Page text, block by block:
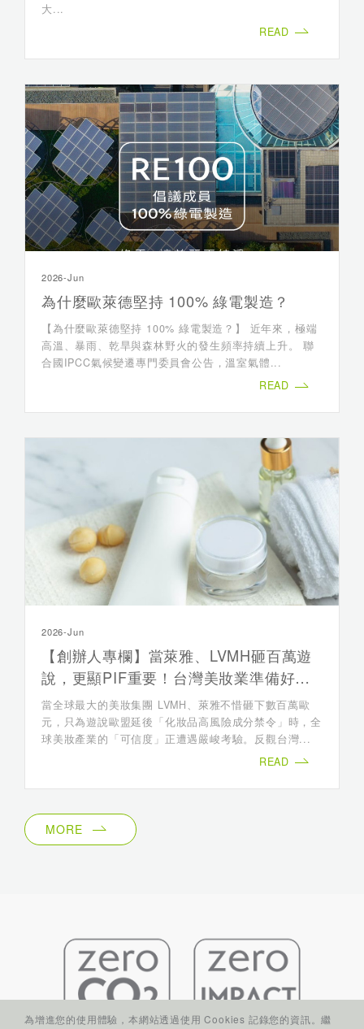
大...
READ
2026-Jun
為什麼歐萊德堅持 100% 綠電製造？
【為什麼歐萊德堅持 100% 綠電製造？】 近年來，極端
高溫、暴雨、乾旱與森林野火的發生頻率持續上升。 聯
合國IPCC氣候變遷專門委員會公告，溫室氣體...
READ
2026-Jun
【創辦人專欄】當萊雅、LVMH砸百萬遊
說，更顯PIF重要！台灣美妝業準備好被
世界驗證了嗎？
當全球最大的美妝集團 LVMH、萊雅不惜砸下數百萬歐
元，只為遊說歐盟延後「化妝品高風險成分禁令」時，全
球美妝產業的「可信度」正遭遇嚴峻考驗。反觀台灣...
READ
MORE
為增進您的使用體驗，本網站透過使用 Cookies 記錄您的資訊。繼